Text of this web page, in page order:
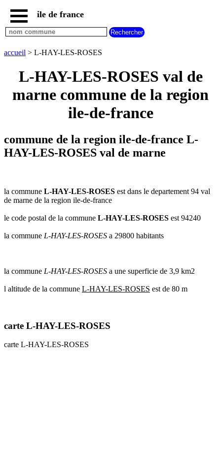
accueil
paris
communes
communes
hauts
seine
marne
communes
communes
val
oise
val
communes
radar
ile de france
accueil > L-HAY-LES-ROSES
L-HAY-LES-ROSES val de
marne commune de la region
ile-de-france
commune de la region ile-de-france L-
HAY-LES-ROSES val de marne
la commune L-HAY-LES-ROSES est dans le departement 94 val
de marne de la region ile-de-france
le code postal de la commune L-HAY-LES-ROSES est 94240
la commune L-HAY-LES-ROSES a 29800 habitants
la commune L-HAY-LES-ROSES a une superficie de 3,9 km2
l altitude de la commune L-HAY-LES-ROSES est de 80 m
carte L-HAY-LES-ROSES
carte L-HAY-LES-ROSES